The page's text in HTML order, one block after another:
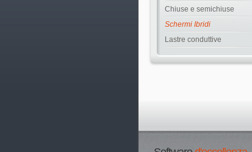
Chiuse e semichiuse
Schermi Ibridi
Lastre conduttive